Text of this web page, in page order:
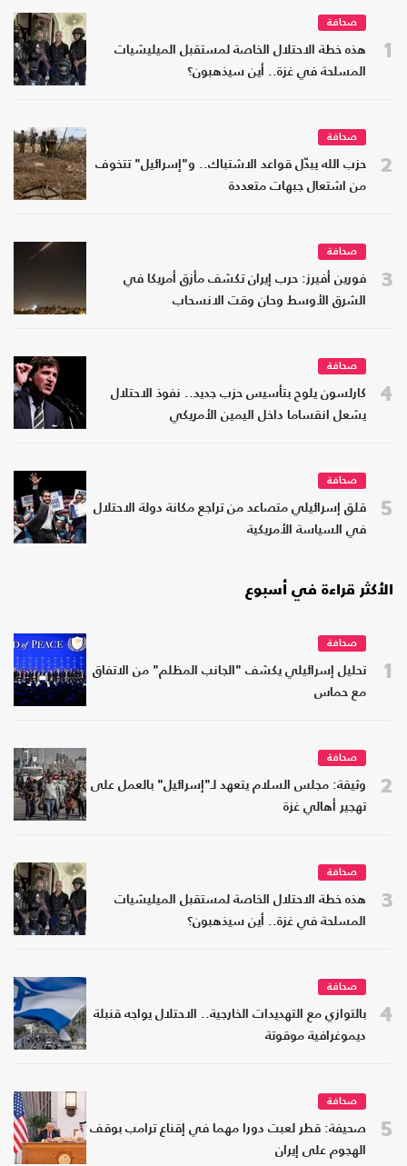
1
صحافة
هذه خطة الاحتلال الخاصة لمستقبل الميليشيات
المسلحة في غزة.. أين سيذهبون؟
2
صحافة
حزب الله يبدّل قواعد الاشتباك.. و"إسرائيل" تتخوف
من اشتعال جبهات متعددة
3
صحافة
فورين أفيرز: حرب إيران تكشف مأزق أمريكا في
الشرق الأوسط وحان وقت الانسحاب
4
صحافة
كارلسون يلوح بتأسيس حزب جديد.. نفوذ الاحتلال
يشعل انقساما داخل اليمين الأمريكي
5
صحافة
قلق إسرائيلي متصاعد من تراجع مكانة دولة الاحتلال
في السياسة الأمريكية
الأكثر قراءة في أسبوع
1
صحافة
تحليل إسرائيلي يكشف "الجانب المظلم" من الاتفاق
مع حماس
2
صحافة
وثيقة: مجلس السلام يتعهد لـ"إسرائيل" بالعمل على
تهجير أهالي غزة
3
صحافة
هذه خطة الاحتلال الخاصة لمستقبل الميليشيات
المسلحة في غزة.. أين سيذهبون؟
4
صحافة
بالتوازي مع التهديدات الخارجية.. الاحتلال يواجه قنبلة
ديموغرافية موقوتة
5
صحافة
صحيفة: قطر لعبت دورا مهما في إقناع ترامب بوقف
الهجوم على إيران